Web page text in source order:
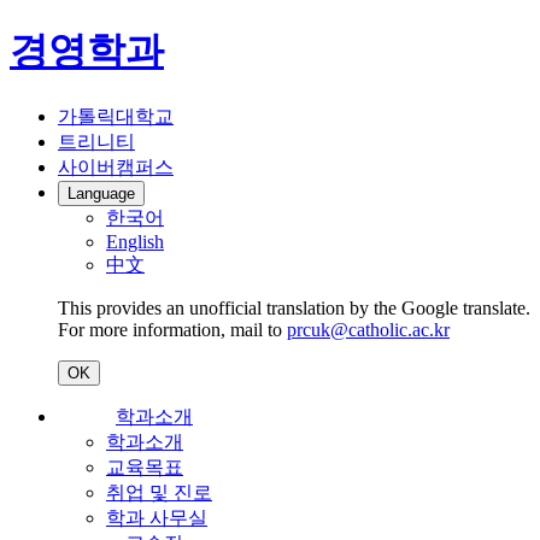
경영학과
가톨릭대학교
트리니티
사이버캠퍼스
Language
한국어
English
中文
This provides an unofficial translation by the Google translate.
For more information, mail to prcuk@catholic.ac.kr
OK
학과소개
학과소개
교육목표
취업 및 진로
학과 사무실